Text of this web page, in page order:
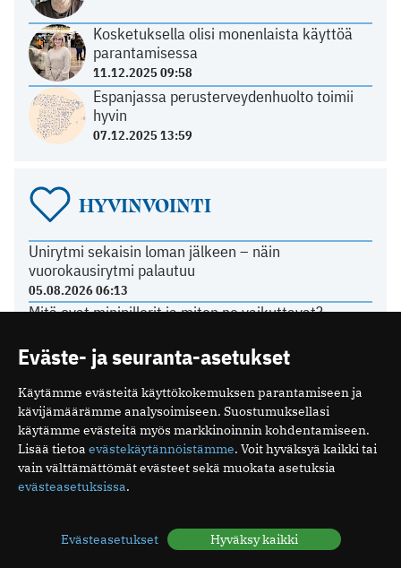
Kosketuksella olisi monenlaista käyttöä
parantamisessa
11.12.2025 09:58
Espanjassa perusterveydenhuolto toimii
hyvin
07.12.2025 13:59
HYVINVOINTI
Unirytmi sekaisin loman jälkeen – näin
vuorokausirytmi palautuu
05.08.2026 06:13
Mitä ovat minipillerit ja miten ne vaikuttavat?
Luteaalivaihe on normaali osa kuukautiskiertoa
Elohiiri silmässä – ärsyttävä, mutta yleensä
vaaraton vaiva
15.07.2026 08:17
Yli 80 prosenttia sähköpotkulautailun aiheuttamista
Eväste- ja seuranta-asetukset
Käytämme evästeitä käyttökokemuksen parantamiseen ja
kävijämäärämme analysoimiseen. Suostumuksellasi
käytämme evästeitä myös markkinoinnin kohdentamiseen.
Lisää tietoa evästekäytännöistämme. Voit hyväksyä kaikki tai
vain välttämättömät evästeet sekä muokata asetuksia
evästeasetuksissa.
Evästeasetukset Hyväksy kaikki